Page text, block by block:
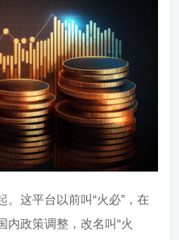
这平台以前叫“火必”，在
内政策调整，改名叫“火